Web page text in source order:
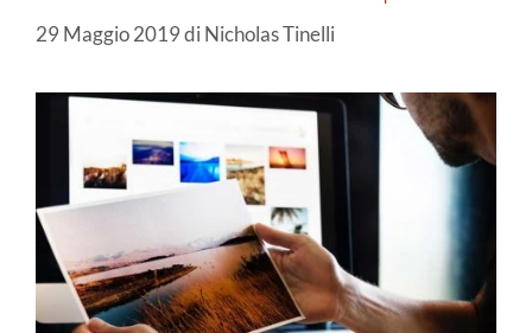
29 Maggio 2019di Nicholas Tinelli